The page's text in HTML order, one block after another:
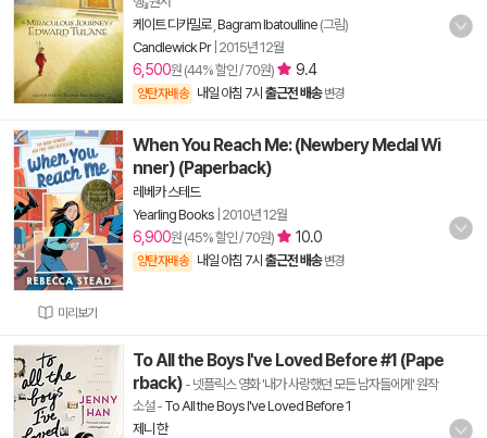
케이트 디카밀로, Bagram Ibatoulline (그림)
Candlewick Pr| 2015년 12월
6,500원 (44% 할인 / 70원) 9.4
양탄자배송 내일 아침 7시 출근전 배송 변경
미리보기
When You Reach Me: (Newbery Medal Wi
nner) (Paperback)
레베카 스테드
Yearling Books 2010년 12월
6,900원 (45% 할인 / 70원) 10.0
양탄자배송 내일 아침 7시 출근전 배송 변경
To All the Boys I've Loved Before #1 (Pape
rback) - 넷플릭스 영화 '내가 사랑했던 모든 남자들에게' 원작
소설- To All the Boys I've Loved Before 1
제니 한